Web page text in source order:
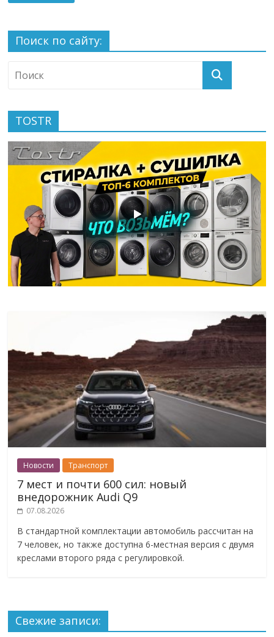
Поиск по сайту:
TOSTR
Новости Транспорт
7 мест и почти 600 сил: новый
внедорожник Audi Q9
07.08.2026
В стандартной комплектации автомобиль рассчитан на
7 человек, но также доступна 6-местная версия с двумя
креслами второго ряда с регулировкой.
Свежие записи: